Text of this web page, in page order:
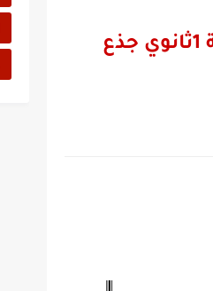
ملخص الوحدة الاولى القوة و الحركات المستقيمة 1ثانوي جذع